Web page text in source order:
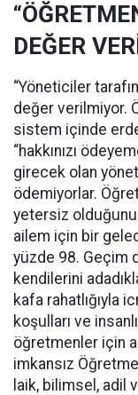
DEĞER
“Yöneticiler
değer verilmiyor.
sistem içinde
“hakkınızı
girecek olan
ödemiyorlar.
yetersiz
ailem için bir
yüzde 98. Geçim
kendilerini
kafa rahatlığıyla
koşulları ve
öğretmenler için
imkansız
laik, bilimsel, adil